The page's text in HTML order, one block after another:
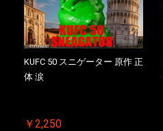
KUFC 50 スニゲーター 原作 正
体 涙
￥2,250